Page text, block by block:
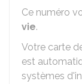
Ce numéro
vie.
Votre carte
est
systèmes